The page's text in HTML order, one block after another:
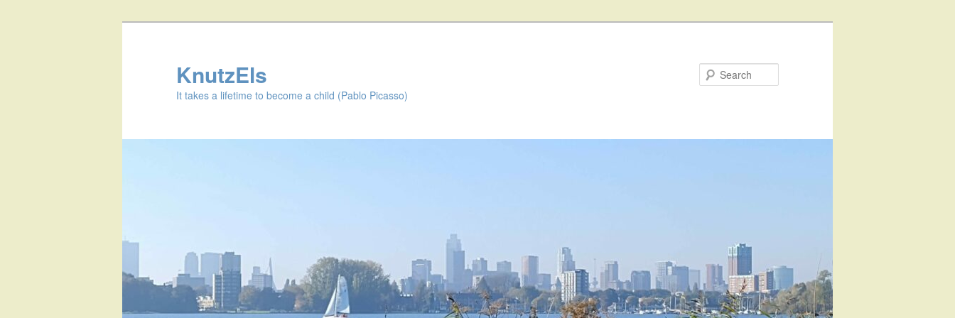
KnutzEls
It takes a lifetime to become a child (Pablo Picasso)